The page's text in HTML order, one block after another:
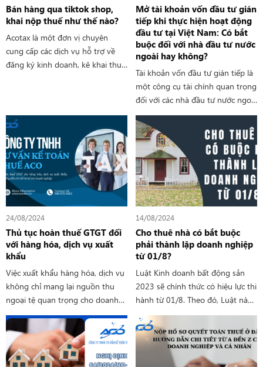
Bán hàng qua tiktok shop,
khai nộp thuế như thế nào?
Acotax là một đơn vị chuyên
cung cấp các dịch vụ hỗ trợ về
đăng ký kinh doanh, kê khai thuế,
trong đó có TikTok Shop. Dịch vụ
này rất hữu ích, đặc biệt đối với
những người mới bắt đầu kinh
doanh hoặc chưa có nhiều kinh
nghiệm trong việc thực hiện các
thủ tục pháp lý và nghĩa vụ thuế.
Mở tài khoản vốn đầu tư gián
tiếp khi thực hiện hoạt động
đầu tư tại Việt Nam: Có bắt
buộc đối với nhà đầu tư nước
ngoài hay không?
Tài khoản vốn đầu tư gián tiếp là
một công cụ tài chính quan trọng
đối với các nhà đầu tư nước ngoài
khi thực hiện hoạt động đầu tư
tại Việt Nam. Tài khoản này
không chỉ giúp quản lý dòng vốn
đầu tư mà còn đảm bảo tuân thủ
các quy định của pháp luật Việt
Nam.
24/08/2024
Thủ tục hoàn thuế GTGT đối
với hàng hóa, dịch vụ xuất
khẩu
Việc xuất khẩu hàng hóa, dịch vụ
không chỉ mang lại nguồn thu
ngoại tệ quan trọng cho doanh
nghiệp mà còn tạo cơ hội mở
rộng thị trường. Tuy nhiên, để tận
dụng tối đa lợi ích từ hoạt động
xuất khẩu, doanh nghiệp cần
14/08/2024
Cho thuê nhà có bắt buộc
phải thành lập doanh nghiệp
từ 01/8?
Luật Kinh doanh bất động sản
2023 sẽ chính thức có hiệu lực thi
hành từ 01/8. Theo đó, Luật này
sẽ có nhiều quy định mới về
quyền và nghĩa vụ của tổ chức, cá
nhân trong kinh doanh bất động